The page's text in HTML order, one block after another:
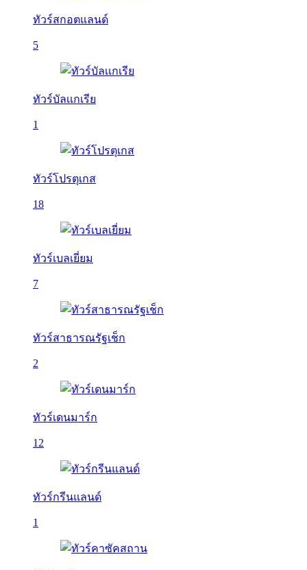
ทัวร์สกอตแลนด์
5
ทัวร์บัลเเกเรีย
1
ทัวร์โปรตุเกส
18
ทัวร์เบลเยี่ยม
7
ทัวร์สาธารณรัฐเช็ก
2
ทัวร์เดนมาร์ก
12
ทัวร์กรีนแลนด์
1